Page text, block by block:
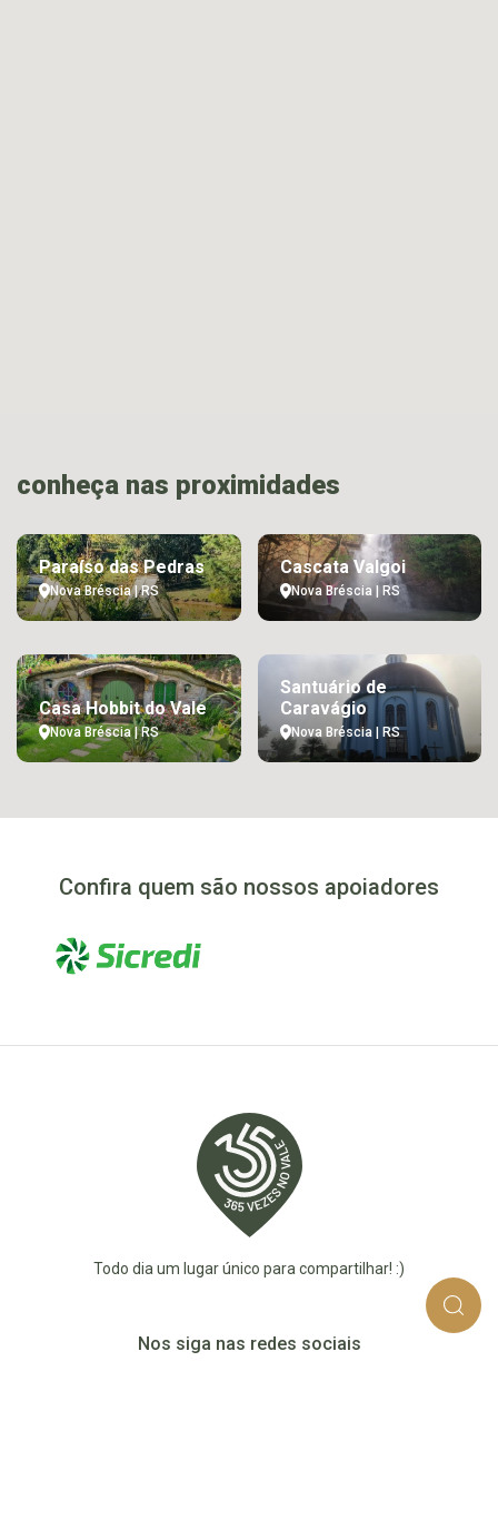
conheça nas proximidades
Paraíso das Pedras
Nova Bréscia | RS
Cascata Valgoi
Nova Bréscia | RS
Casa Hobbit do Vale
Nova Bréscia | RS
Santuário de
Caravágio
Nova Bréscia | RS
Confira quem são nossos apoiadores
Todo dia um lugar único para compartilhar! :)
Nos siga nas redes sociais